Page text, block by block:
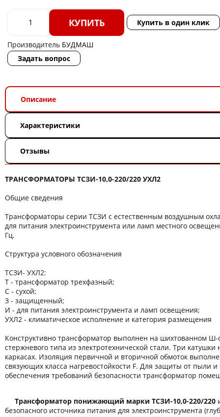
КУПИТЬ Купить в один клик
Производитель БУДМАШ
Задать вопрос
Описание
Характеристики
Отзывы
ТРАНСФОРМАТОРЫ ТСЗИ-10,0-220/220 УХЛ2
Общие сведения
Трансформаторы серии ТСЗИ с естественным воздушным
для питания электроинструмента или ламп местного
Гц.
Структура условного обозначения
ТСЗИ- УХЛ2:
Т - трансформатор трехфазный;
С - сухой;
З - защищенный;
И - для питания электроинструмента и ламп освещения;
УХЛ2 - климатическое исполнение и категория размещения
Конструктивно трансформатор выполнен на шихтованном Ш-
стержневого типа из электротехнической стали. Три
каркасах. Изоляция первичной и вторичной обмоток
связующих класса нагревостойкости F. Для защиты от пыли и
обеспечения требований безопасности трансформатор
Трансформатор понижающий марки ТСЗИ-10,0-220/220
безопасного источника питания для электроинструмента